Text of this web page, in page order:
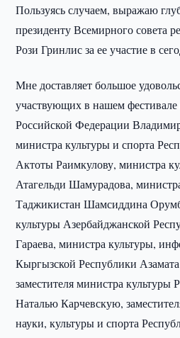
Пользуясь случаем, выражаю
президенту Всемирного совета
Рози Гринлис за ее участие в
Мне доставляет большое
участвующих в нашем
Российской Федерации
министра культуры и спорта
Актоты Раимкулову, министра
Атагельди Шамурадова,
Таджикистан Шамсиддина
культуры Азербайджанской
Гараева, министра культуры,
Кыргызской Республики
заместителя министра культуры
Наталью Карчевскую,
науки, культуры и спорта